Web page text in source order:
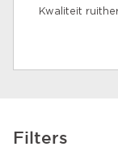
Kwaliteit
Filters